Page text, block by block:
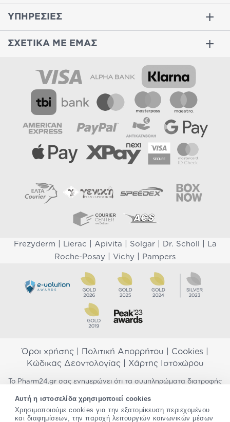
Αυτή η ιστοσελίδα χρησιμοποιεί cookies
Χρησιμοποιούμε cookies για την εξατομίκευση περιεχομένου
και διαφημίσεων, την παροχή λειτουργιών κοινωνικών μέσων
ΥΠΗΡΕΣΙΕΣ
ΣΧΕΤΙΚΑ ΜΕ ΕΜΑΣ
Frezyderm Lierac Apivita Solgar| Dr. Scholl
La
Roche-Posay
Vichy Pampers
Όροι χρήσης Πολιτική Απορρήτου Cookies
Κώδικας Δεοντολογίας| Χάρτης Ιστοχώρου
Το Pharm24.gr σας ενημερώνει ότι τα συμπληρώματα διατροφής
προορίζονται για την πρόληψη, αγωγή ή θεραπεία ανθρώπινης
νόσου. Συμβουλευτείτε τον γιατρό σας εάν είστε έγκυος,
θηλάζετε, ακολουθείτε παράλληλα φαρμακευτική αγωγή ή